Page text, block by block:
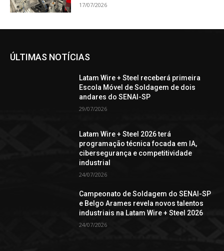
17/07/2026
ÚLTIMAS NOTÍCIAS
Latam Wire + Steel receberá primeira
Escola Móvel de Soldagem de dois
andares do SENAI-SP
29/07/2026
Latam Wire + Steel 2026 terá
programação técnica focada em IA,
cibersegurança e competitividade
industrial
24/07/2026
Campeonato de Soldagem do SENAI-SP
e Belgo Arames revela novos talentos
industriais na Latam Wire + Steel 2026
24/07/2026